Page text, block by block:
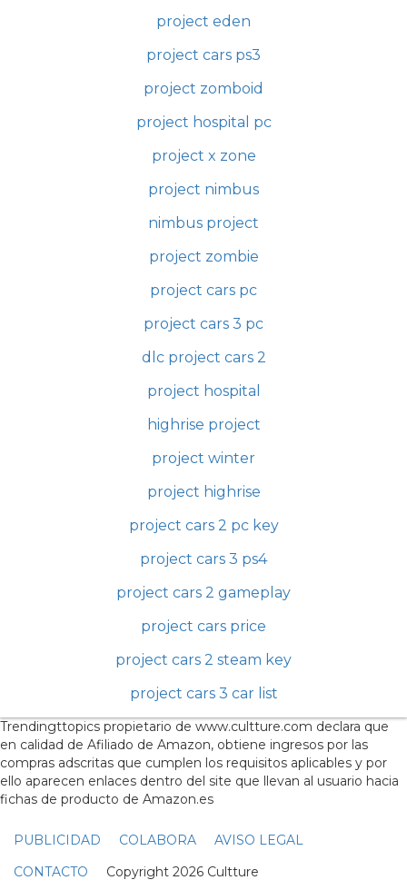
project eden
project cars ps3
project zomboid
project hospital pc
project x zone
project nimbus
nimbus project
project zombie
project cars pc
project cars 3 pc
dlc project cars 2
project hospital
highrise project
project winter
project highrise
project cars 2 pc key
project cars 3 ps4
project cars 2 gameplay
project cars price
project cars 2 steam key
project cars 3 car list
Trendingttopics propietario de www.cultture.com declara que
en calidad de Afiliado de Amazon, obtiene ingresos por las
compras adscritas que cumplen los requisitos aplicables y por
ello aparecen enlaces dentro del site que llevan al usuario hacia
fichas de producto de Amazon.es
PUBLICIDAD COLABORA
AVISO LEGAL
CONTACTO Copyright 2026 Cultture